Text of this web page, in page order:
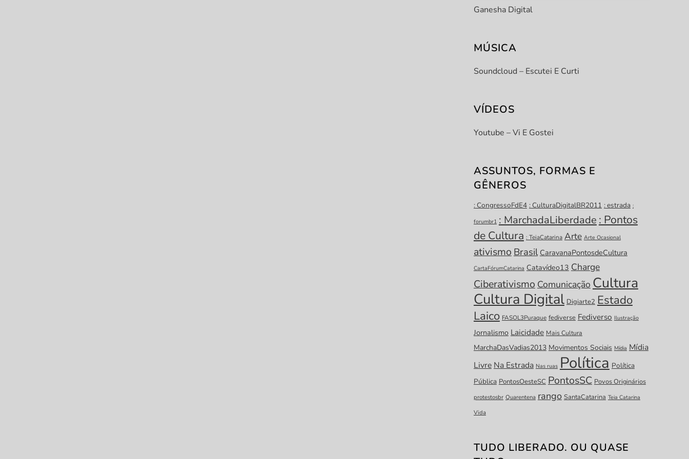
Ganesha Digital
MÚSICA
Soundcloud – Escutei E Curti
VÍDEOS
Youtube – Vi E Gostei
ASSUNTOS, FORMAS E
GÊNEROS
: CongressoFdE4 : CulturaDigitalBR2011 : estrada :
forumbr1 : MarchadaLiberdade : Pontos
de Cultura : TeiaCatarina Arte Arte Ocasional
ativismo Brasil CaravanaPontosdeCultura
CartaFórumCatarina Catavídeo13 Charge
Ciberativismo Comunicação Cultura
Cultura Digital Digiarte2 Estado
Laico FASOL3Puraque fediverse Fediverso Ilustração
Jornalismo Laicidade Mais Cultura
MarchaDasVadias2013 Movimentos Sociais Mídia Mídia
Livre Na Estrada Nas ruas Política Política
Pública PontosOesteSC PontosSC Povos Originários
protestosbr Quarentena rango SantaCatarina Teia Catarina
Vida
TUDO LIBERADO. OU QUASE